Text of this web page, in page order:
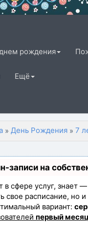
рождения
Ещё
» День Рождения » 7
записи на
в сфере услуг, знает
свое расписание, но
вариант:
первый